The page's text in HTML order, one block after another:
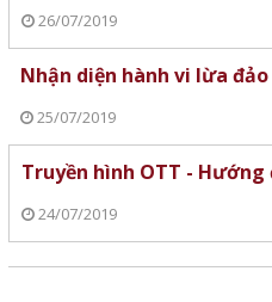
26/07/2019
Nhận diện hành vi lừa
25/07/2019
Truyền hình OTT - Hướng
24/07/2019